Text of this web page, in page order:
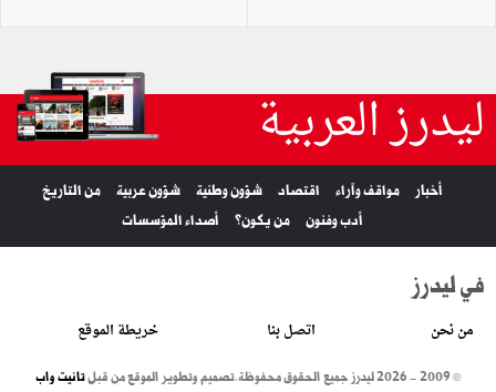
ليدرز العربية
أخبار مواقف وآراء اقتصاد شؤون وطنية شؤون عربية
من التاريخ
أدب وفنون
من يكون؟ أصداء المؤسسات
في ليدرز
من نحن اتصل بنا خريطة الموقع
© 2009 - 2026 ليدرز جميع الحقوق محفوظة. تصميم وتطوير الموقع من قبلتانيت واب